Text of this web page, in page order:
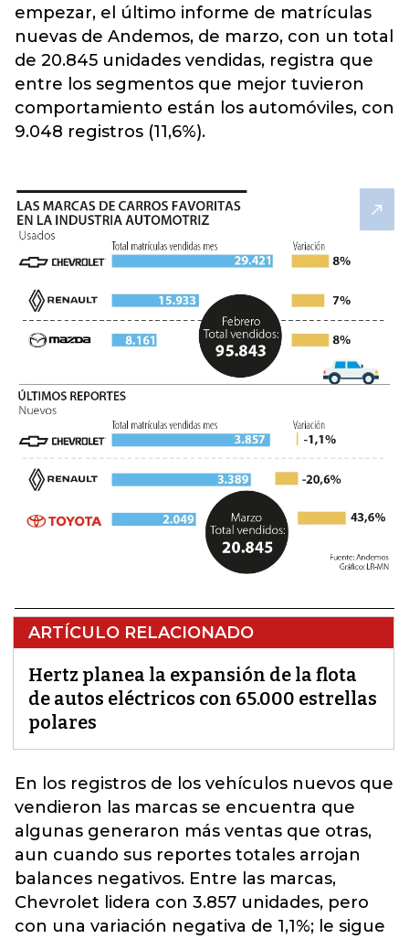
empezar, el último informe de matrículas
nuevas de Andemos, de marzo, con un total
de 20.845 unidades vendidas, registra que
entre los segmentos que mejor tuvieron
comportamiento están los automóviles, con
9.048 registros (11,6%).
ARTÍCULO RELACIONADO
Hertz planea la expansión de la flota
de autos eléctricos con 65.000 estrellas
polares
En los registros de los vehículos nuevos que
vendieron las marcas se encuentra que
algunas generaron más ventas que otras,
aun cuando sus reportes totales arrojan
balances negativos. Entre las marcas,
Chevrolet lidera con 3.857 unidades, pero
con una variación negativa de 1,1%; le sigue